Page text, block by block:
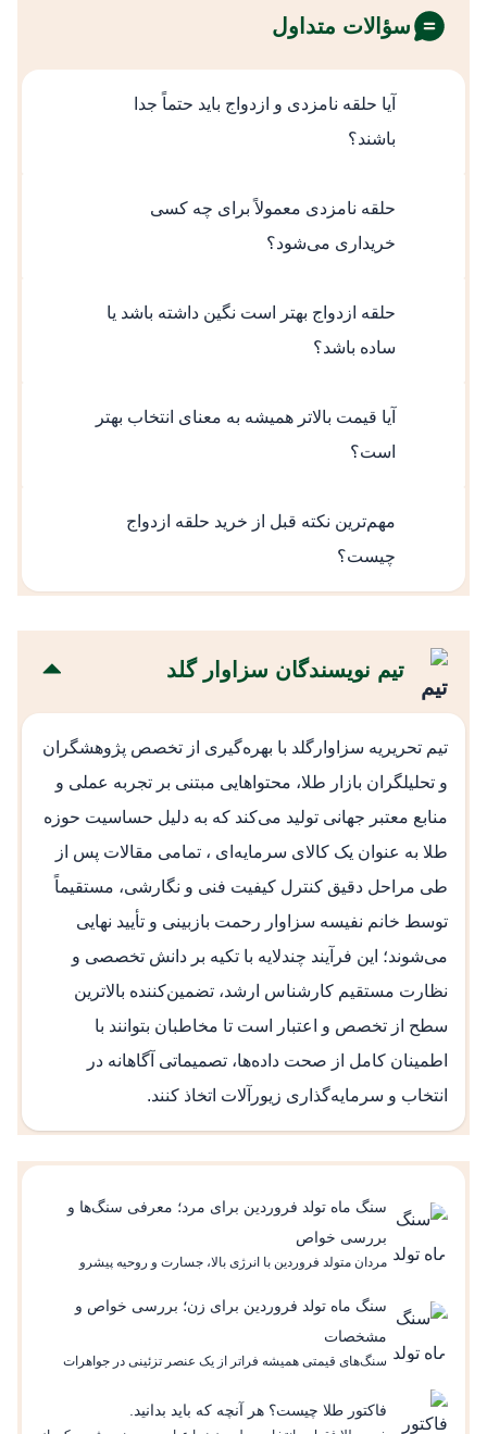
سؤالات متداول
آیا حلقه نامزدی و ازدواج باید حتماً جدا
باشند؟
استفاده می‌کنند، اما این انتخاب نیازمند طراحی
ساده و مناسب استفاده بلندمدت است.
حلقه نامزدی معمولاً برای چه کسی
خریداری می‌شود؟
خریداری می‌شود و جنبه نمادین دارد.
حلقه ازدواج بهتر است نگین داشته باشد یا
ساده باشد؟
است و راحتی بیشتری ایجاد می‌کند.
آیا قیمت بالاتر همیشه به معنای انتخاب بهتر
است؟
است، اما انتخاب بهتر به میزان هماهنگی حلقه با
هدف و سبک زندگی بستگی دارد.
مهم‌ترین نکته قبل از خرید حلقه ازدواج
چیست؟
است.
تیم نویسندگان سزاوار گلد
تیم تحریریه سزاوارگلد با بهره‌گیری از تخصص پژوهشگران
و تحلیلگران بازار طلا، محتواهایی مبتنی بر تجربه عملی و
منابع معتبر جهانی تولید می‌کند که به دلیل حساسیت حوزه
طلا به عنوان یک کالای سرمایه‌ای ، تمامی مقالات پس از
طی مراحل دقیق کنترل کیفیت فنی و نگارشی، مستقیماً
توسط خانم نفیسه سزاوار رحمت بازبینی و تأیید نهایی
می‌شوند؛ این فرآیند چندلایه‌ با تکیه بر دانش تخصصی و
نظارت مستقیم کارشناس ارشد، تضمین‌کننده بالاترین
سطح از تخصص و اعتبار است تا مخاطبان بتوانند با
اطمینان کامل از صحت داده‌ها، تصمیماتی آگاهانه در
انتخاب و سرمایه‌گذاری زیورآلات اتخاذ کنند.
سنگ ماه تولد فروردین برای مرد؛ معرفی سنگ‌ها و
بررسی خواص
مردان متولد فروردین با انرژی بالا، جسارت و روحیه پیشرو
نسبت داده می‌شود؛ سیاره‌ای که نماد قدرت، حرکت و تصمیم‌گیری
انتخاب سنگ ماه تولد فروردین برای مردان می‌تواند به تعادل ذهنی
و افزایش تمرکز کمک کند؛ هرچند این ادعاها جنبه علمی ندارند. هر
سنگ ماه تولد فروردین برای زن؛ بررسی خواص و
مشخصات
سنگ‌های قیمتی همیشه فراتر از یک عنصر تزئینی در جواهرات
میان ماه‌های سال، فروردین به‌عنوان آغازگر سال، جایگاه ویژه‌ای
دارد و انتخاب سنگ مرتبط با آن برای زنان این ماه، معمولاً با
فاکتور طلا چیست؟ هر آنچه که باید بدانید.